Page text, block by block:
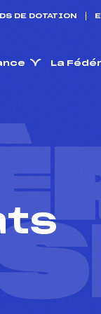
DE DOTATION
La